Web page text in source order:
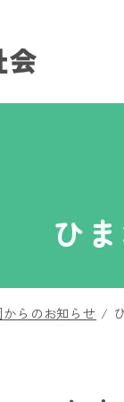
ひ
らのお知らせ /